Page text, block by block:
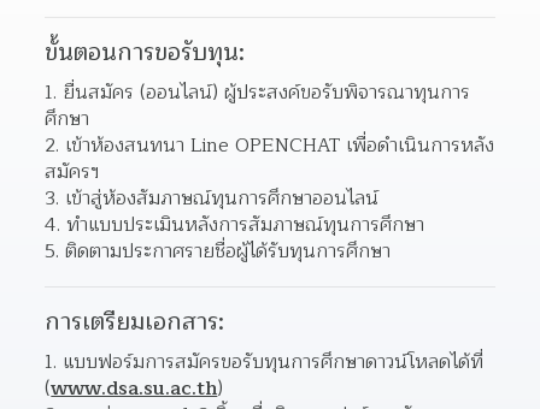
ขั้นตอนการขอรับทุน:
1. ยื่นสมัคร (ออนไลน์) ผู้ประสงค์ขอรับพิจารณาทุนการ
ศึกษา
2. เข้าห้องสนทนา Line OPENCHAT เพื่อดำเนินการหลัง
สมัครฯ
3. เข้าสู่ห้องสัมภาษณ์ทุนการศึกษาออนไลน์
4. ทำแบบประเมินหลังการสัมภาษณ์ทุนการศึกษา
5. ติดตามประกาศรายชื่อผู้ได้รับทุนการศึกษา
การเตรียมเอกสาร:
1. แบบฟอร์มการสมัครขอรับทุนการศึกษาดาวน์โหลดได้ที่
(www.dsa.su.ac.th)